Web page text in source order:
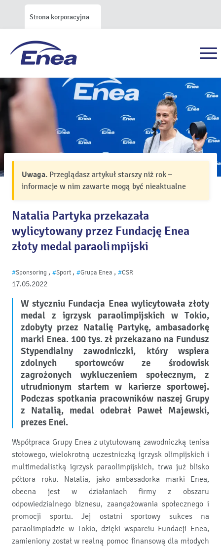
Strona korporacyjna
Uwaga. Przeglądasz artykuł starszy niż rok –
informacje w nim zawarte mogą być nieaktualne
Natalia Partyka przekazała
wylicytowany przez Fundację Enea
złoty medal paraolimpijski
17.05.2022
#Sponsoring , #Sport , #Grupa Enea , #CSR
W styczniu Fundacja Enea wylicytowała złoty
medal z igrzysk paraolimpijskich w Tokio,
zdobyty przez Natalię Partykę, ambasadorkę
marki Enea. 100 tys. zł przekazano na Fundusz
Stypendialny zawodniczki, który wspiera
zdolnych sportowców ze środowisk
zagrożonych wykluczeniem społecznym, z
utrudnionym startem w karierze sportowej.
Podczas spotkania pracowników naszej Grupy
z Natalią, medal odebrał Paweł Majewski,
prezes Enei.
Współpraca Grupy Enea z utytułowaną zawodniczką tenisa
stołowego, wielokrotną uczestniczką igrzysk olimpijskich i
multimedalistką igrzysk paraolimpijskich, trwa już blisko
półtora roku. Natalia, jako ambasadorka marki Enea,
obecna jest w działaniach firmy z obszaru
odpowiedzialnego biznesu, zaangażowania społecznego i
promocji sportu. Jej ostatni sportowy sukces na
paraolimpiadzie w Tokio, dzięki wsparciu Fundacji Enea,
zamieniony został w realną pomoc finansową dla młodych